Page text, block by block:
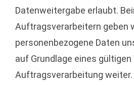
Datenweitergabe erlaubt.
Auftragsverarbeitern geben
personenbezogene Daten
auf Grundlage eines
Auftragsverarbeitung weiter.